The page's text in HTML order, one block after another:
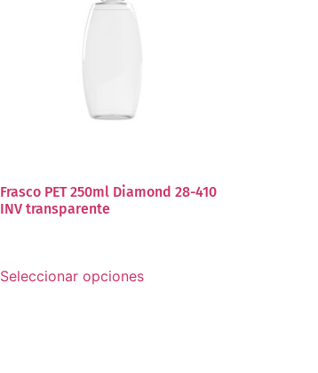
Frasco PET 250ml Diamond 28-410
INV transparente
Seleccionar opciones